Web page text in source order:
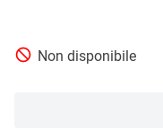
Non disponibile